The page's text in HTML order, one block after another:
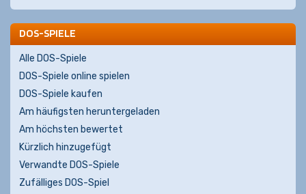
DOS-SPIELE
Alle DOS-Spiele
DOS-Spiele online spielen
DOS-Spiele kaufen
Am häufigsten heruntergeladen
Am höchsten bewertet
Kürzlich hinzugefügt
Verwandte DOS-Spiele
Zufälliges DOS-Spiel